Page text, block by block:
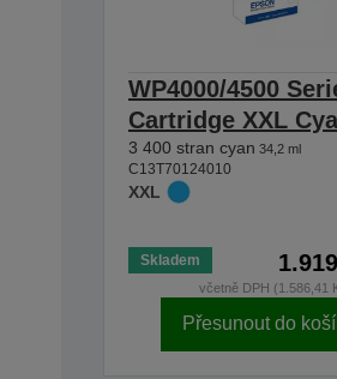
WP4000/4500
Cartridge XXL
3 400 stran cyan 34,2 ml
C13T70124010
XXL
Skladem
včetně DPH (1.586,41
Přesunout do